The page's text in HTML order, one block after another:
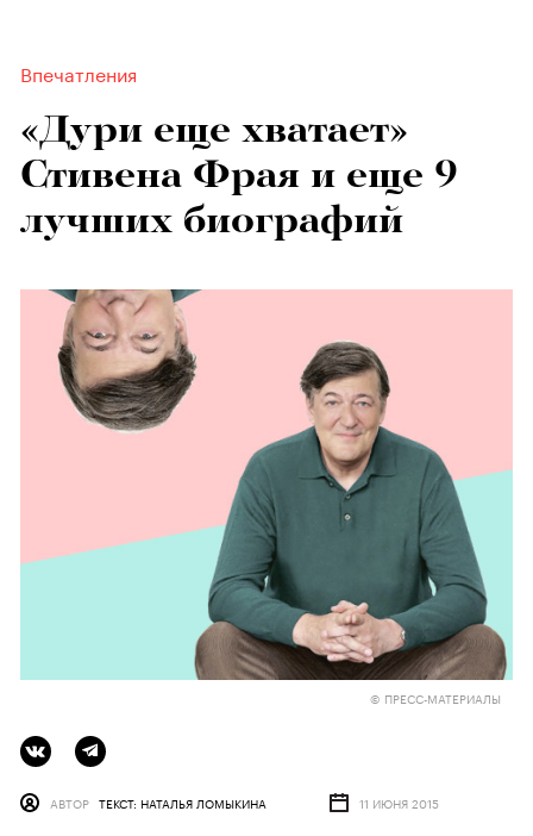
Впечатления
«Дури еще хватает»
Стивена Фрая и еще 9
лучших биографий
© ПРЕСС-МАТЕРИАЛЫ
АВТОР ТЕКСТ: НАТАЛЬЯ ЛОМЫКИНА 11 ИЮНЯ 2015